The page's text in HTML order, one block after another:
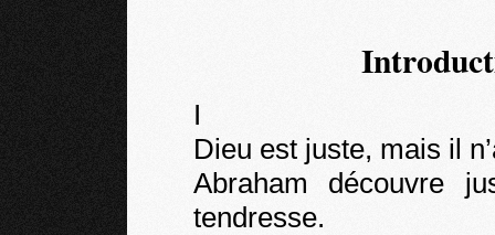
I
Dieu est juste, mais il
Abraham découvre
tendresse.